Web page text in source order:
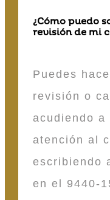
¿Cómo puedo
revisión de mi
Puedes
revisión o
acudiendo
atención al
escribiendo
en el 9440-